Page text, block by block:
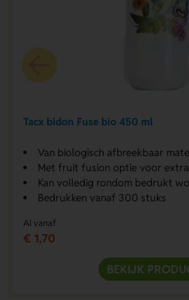
Tacx bidon Fuse bio 450 ml
Van biologisch afbreekbaar
Met fruit fusion optie voor extra
Kan volledig rondom bedrukt
Bedrukken vanaf 300 stuks
Al vanaf
€ 1,70
BEKIJK